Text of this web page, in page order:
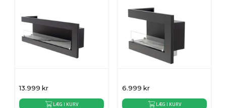
13.999 kr
LÆG I KURV
6.999 kr
LÆG I KURV